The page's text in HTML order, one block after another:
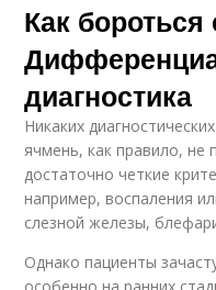
Как
диагностика
Никаких
ячмень, как правило, не
достаточно четкие
например, воспаления
слезной железы,
Однако пациенты